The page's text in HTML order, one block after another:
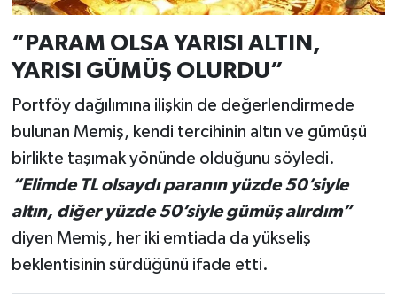
“PARAM OLSA YARISI ALTIN,
YARISI GÜMÜŞ OLURDU”
Portföy dağılımına ilişkin de değerlendirmede
bulunan Memiş, kendi tercihinin altın ve gümüşü
birlikte taşımak yönünde olduğunu söyledi.
“Elimde TL olsaydı paranın yüzde 50’siyle
altın, diğer yüzde 50’siyle gümüş alırdım”
diyen Memiş, her iki emtiada da yükseliş
beklentisinin sürdüğünü ifade etti.